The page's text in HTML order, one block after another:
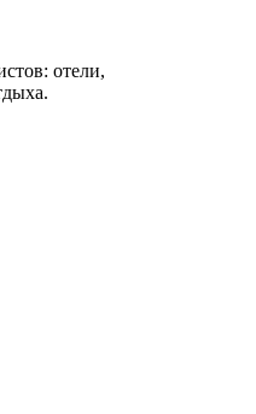
отели,